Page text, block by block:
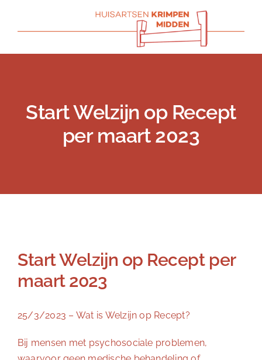
Start Welzijn op Recept
per maart 2023
Start Welzijn op Recept per
maart 2023
25/3/2023 – Wat is Welzijn op Recept?
Bij mensen met psychosociale problemen,